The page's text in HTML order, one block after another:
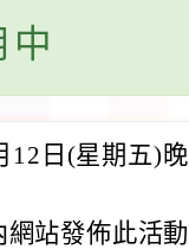
中
12日(星期五)
網站發佈此活